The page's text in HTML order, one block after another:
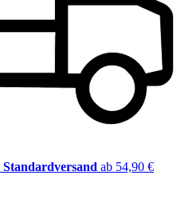
ab 54,90 €